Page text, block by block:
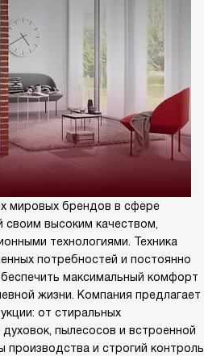
мировых брендов в сфере
своим высоким качеством,
технологиями. Техника
потребностей и постоянно
максимальный комфорт
жизни. Компания предлагает
от стиральных
пылесосов и встроенной
производства и строгий контроль